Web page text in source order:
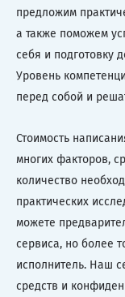
предложим
а также поможем
себя и подготовку
Уровень
перед собой и
Стоимость
многих факторов,
количество
практических
можете
сервиса, но более
исполнитель. Наш
средств и